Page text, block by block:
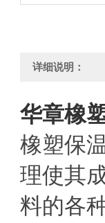
详细说明：
华章橡
橡塑保
理使其
料的各